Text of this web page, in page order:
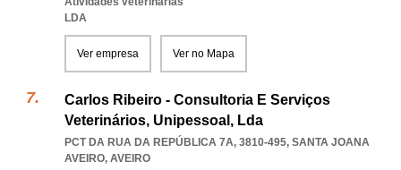
LDA
Ver empresa Ver no Mapa
Carlos Ribeiro - Consultoria E Serviços
Veterinários, Unipessoal, Lda
PCT DA RUA DA REPÚBLICA 7A, 3810-495, SANTA JOANA
AVEIRO, AVEIRO